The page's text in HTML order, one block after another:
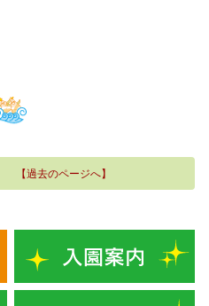
【過去のページへ】